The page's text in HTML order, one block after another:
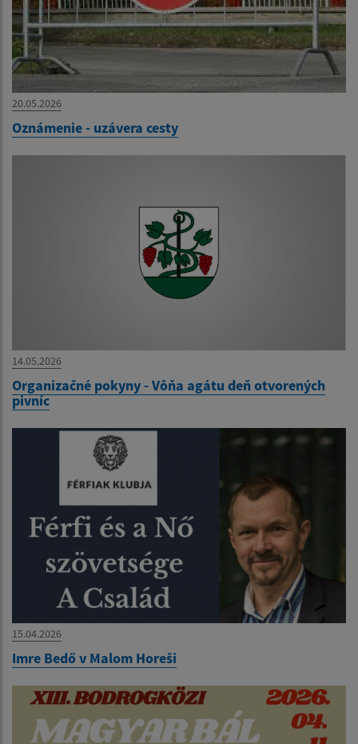
20.05.2026
Oznámenie - uzávera cesty
14.05.2026
Organizačné pokyny - Vôňa agátu deň otvorených
pivníc
15.04.2026
Imre Bedő v Malom Horeši